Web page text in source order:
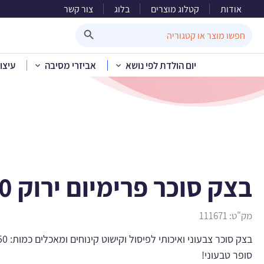
אודות קטלוג מוצרים בלוג צור קשר
for:
יום הולדת לפי נושא אביזרי מסיבה
בצק
בית
בצק סוכר פרימיום ירוק 250 ג’
מק"ט: 111671
סופר טבעוני!